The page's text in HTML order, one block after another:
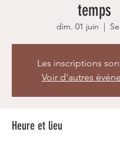
temps
dim. 01 juin
  |
Les inscriptions
Voir d'autres
Heure et lieu